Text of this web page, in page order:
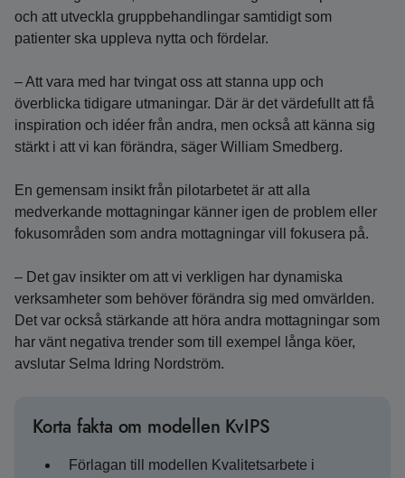
och att utveckla gruppbehandlingar samtidigt som
patienter ska uppleva nytta och fördelar.
– Att vara med har tvingat oss att stanna upp och
överblicka tidigare utmaningar. Där är det värdefullt att få
inspiration och idéer från andra, men också att känna sig
stärkt i att vi kan förändra, säger William Smedberg.
En gemensam insikt från pilotarbetet är att alla
medverkande mottagningar känner igen de problem eller
fokusområden som andra mottagningar vill fokusera på.
– Det gav insikter om att vi verkligen har dynamiska
verksamheter som behöver förändra sig med omvärlden.
Det var också stärkande att höra andra mottagningar som
har vänt negativa trender som till exempel långa köer,
avslutar Selma Idring Nordström.
Korta fakta om modellen KvIPS
Förlagan till modellen Kvalitetsarbete i